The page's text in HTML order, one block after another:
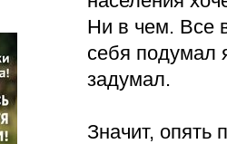
Ни в чем. Все
себя подумал
задумал.
Значит, опять